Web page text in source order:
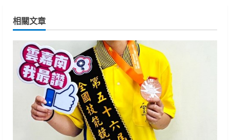
i
n
e
相關文章